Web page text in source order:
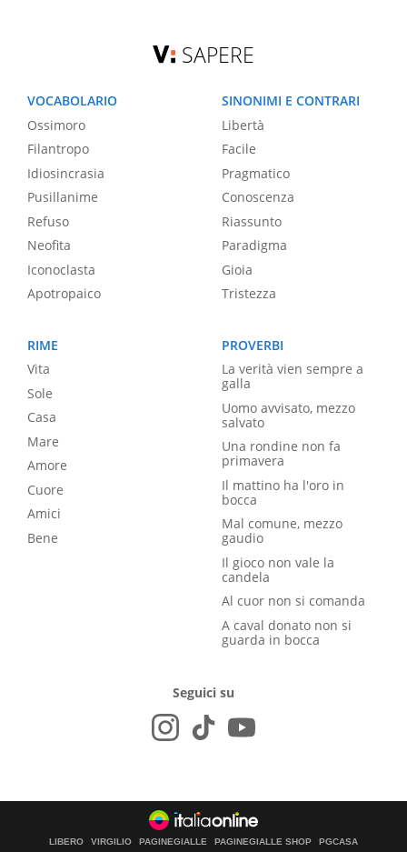
SAPERE
VOCABOLARIO
Ossimoro
Filantropo
Idiosincrasia
Pusillanime
Refuso
Neofita
Iconoclasta
Apotropaico
SINONIMI E CONTRARI
Libertà
Facile
Pragmatico
Conoscenza
Riassunto
Paradigma
Gioia
Tristezza
RIME
Vita
Sole
Casa
Mare
Amore
Cuore
Amici
Bene
PROVERBI
La verità vien sempre a
galla
Uomo avvisato, mezzo
salvato
Una rondine non fa
primavera
Il mattino ha l'oro in
bocca
Mal comune, mezzo
gaudio
Il gioco non vale la
candela
Al cuor non si comanda
A caval donato non si
guarda in bocca
Seguici su
LIBERO VIRGILIO PAGINEGIALLE PAGINEGIALLE SHOP PGCASA